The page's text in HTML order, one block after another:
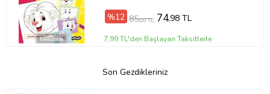
%12 85,00 TL 74,98 TL
7,99 TL'den Başlayan Taksitlerle
Son Gezdikleriniz